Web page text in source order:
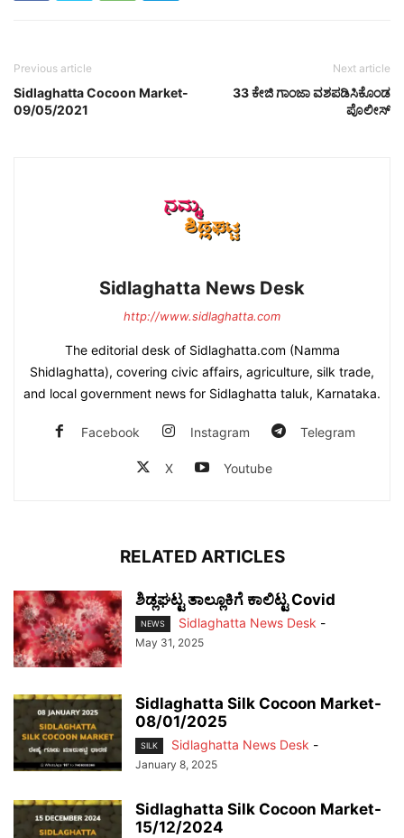
Previous article
Sidlaghatta Cocoon Market-
09/05/2021
Next article
33 ಕೇಜಿ ಗಾಂಜಾ ವಶಪಡಿಸಿಕೊಂಡ
ಪೊಲೀಸ್
Sidlaghatta News Desk
http://www.sidlaghatta.com
The editorial desk of Sidlaghatta.com (Namma
Shidlaghatta), covering civic affairs, agriculture, silk trade,
and local government news for Sidlaghatta taluk, Karnataka.
Facebook Instagram Telegram
X Youtube
RELATED ARTICLES
ಶಿಡ್ಲಘಟ್ಟ ತಾಲ್ಲೂಕಿಗೆ ಕಾಲಿಟ್ಟ Covid
NEWS Sidlaghatta News Desk -
May 31, 2025
Sidlaghatta Silk Cocoon Market-
08/01/2025
SILK Sidlaghatta News Desk -
January 8, 2025
Sidlaghatta Silk Cocoon Market-
15/12/2024